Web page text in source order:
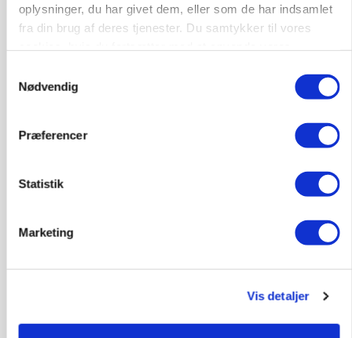
oplysninger, du har givet dem, eller som de har indsamlet
fra din brug af deres tjenester. Du samtykker til vores
Nødvendig
Præferencer
Statistik
Marketing
Vis detaljer
Snart kan man søge tilskud til naturprojekter